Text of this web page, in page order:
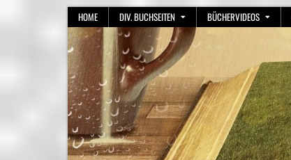
HOME DIV. BUCHSEITEN BÜCHERVIDEOS